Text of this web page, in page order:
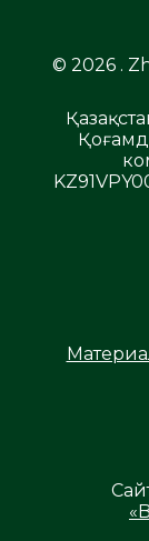
© 2026 .